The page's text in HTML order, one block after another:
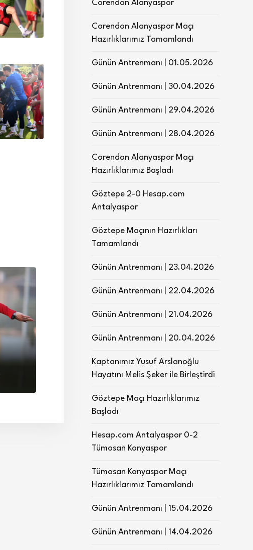
Corendon Alanyaspor
Corendon Alanyaspor Maçı
Hazırlıklarımız Tamamlandı
Günün Antrenmanı | 01.05.2026
Günün Antrenmanı | 30.04.2026
Günün Antrenmanı | 29.04.2026
Günün Antrenmanı | 28.04.2026
Corendon Alanyaspor Maçı
Hazırlıklarımız Başladı
Göztepe 2-0 Hesap.com
Antalyaspor
Göztepe Maçının Hazırlıkları
Tamamlandı
Günün Antrenmanı | 23.04.2026
Günün Antrenmanı | 22.04.2026
Günün Antrenmanı | 21.04.2026
Günün Antrenmanı | 20.04.2026
Kaptanımız Yusuf Arslanoğlu
Hayatını Melis Şeker ile Birleştirdi
Göztepe Maçı Hazırlıklarımız
Başladı
Hesap.com Antalyaspor 0-2
Tümosan Konyaspor
Tümosan Konyaspor Maçı
Hazırlıklarımız Tamamlandı
Günün Antrenmanı | 15.04.2026
Günün Antrenmanı | 14.04.2026